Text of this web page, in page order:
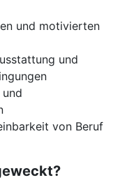
und motivierten
und
von Beruf